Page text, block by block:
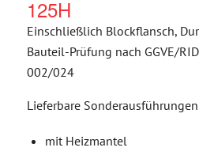
125H
Einschließlich Blockflansch,
Bauteil-Prüfung nach GGVE/
002/024
Lieferbare
mit Heizmantel